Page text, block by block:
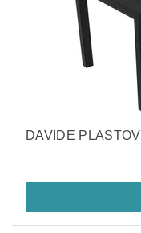
DAVIDE